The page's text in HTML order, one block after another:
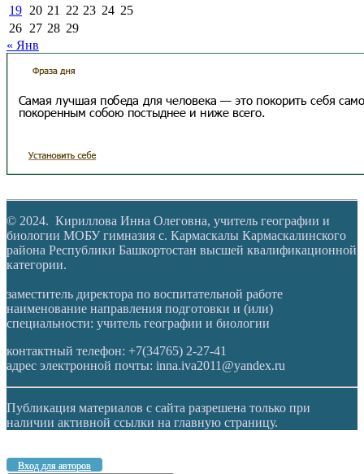
19 20 21 22 23 24 25
26 27 28 29
« Янв
© 2024. Кириллова Инна Олеговна, учитель географии и
биологии МОБУ гимназия с. Кармаскалы Кармаскалинского
района Республики Башкортостан высшей квалификационной
категории.
заместитель директора по воспитательной работе
наименование направления подготовки и (или)
специальности: учитель географии и биологии
контактный телефон: +7(34765) 2-27-41
адрес электронной почты: inna.iva2011@yandex.ru
Публикация материалов с сайта разрешена только при
наличии активной ссылки на главную страницу.
Вход для авторов